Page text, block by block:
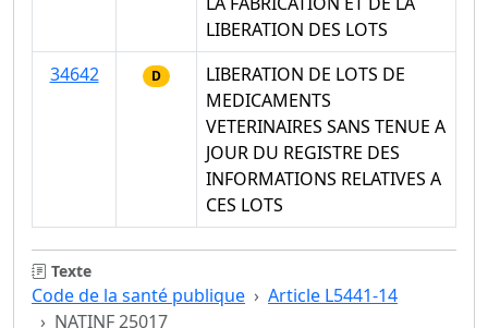
LIBERATION DES LOTS
34642
D
LIBERATION DE LOTS DE
MEDICAMENTS
VETERINAIRES SANS TENUE A
JOUR DU REGISTRE DES
INFORMATIONS RELATIVES A
CES LOTS
Texte
Code de la santé publique
Article L5441-14
NATINF 25017